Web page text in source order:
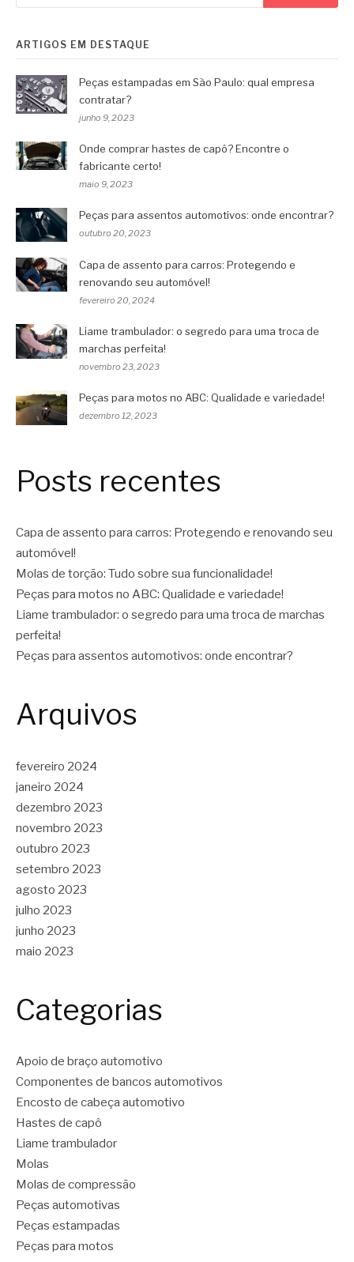
ARTIGOS EM DESTAQUE
Peças estampadas em São Paulo: qual empresa
contratar?
junho 9, 2023
Onde comprar hastes de capô? Encontre o
fabricante certo!
maio 9, 2023
Peças para assentos automotivos: onde encontrar?
outubro 20, 2023
Capa de assento para carros: Protegendo e
renovando seu automóvel!
fevereiro 20, 2024
Liame trambulador: o segredo para uma troca de
marchas perfeita!
novembro 23, 2023
Peças para motos no ABC: Qualidade e variedade!
dezembro 12, 2023
Posts recentes
Capa de assento para carros: Protegendo e renovando seu
automóvel!
Molas de torção: Tudo sobre sua funcionalidade!
Peças para motos no ABC: Qualidade e variedade!
Liame trambulador: o segredo para uma troca de marchas
perfeita!
Peças para assentos automotivos: onde encontrar?
Arquivos
fevereiro 2024
janeiro 2024
dezembro 2023
novembro 2023
outubro 2023
setembro 2023
agosto 2023
julho 2023
junho 2023
maio 2023
Categorias
Apoio de braço automotivo
Componentes de bancos automotivos
Encosto de cabeça automotivo
Hastes de capô
Liame trambulador
Molas
Molas de compressão
Peças automotivas
Peças estampadas
Peças para motos